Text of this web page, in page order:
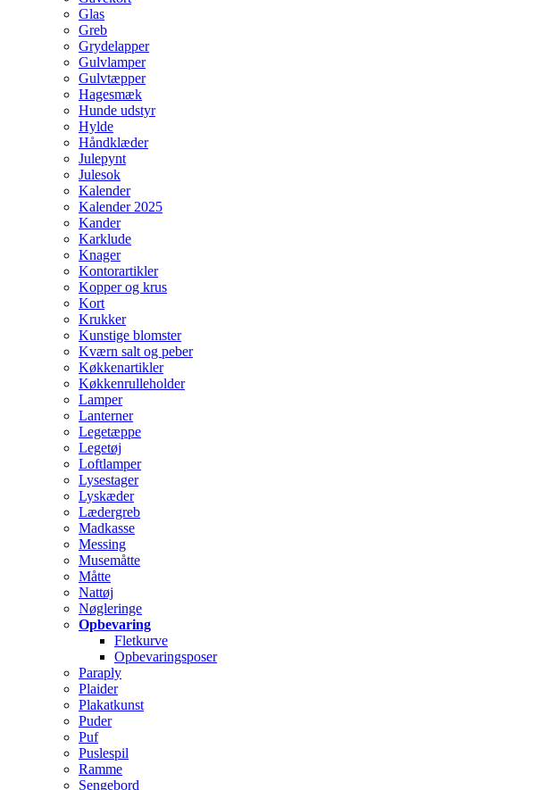
Glas
Greb
Grydelapper
Gulvlamper
Gulvtæpper
Hagesmæk
Hunde udstyr
Hylde
Håndklæder
Julepynt
Julesok
Kalender
Kalender 2025
Kander
Karklude
Knager
Kontorartikler
Kopper og krus
Kort
Krukker
Kunstige blomster
Kværn salt og peber
Køkkenartikler
Køkkenrulleholder
Lamper
Lanterner
Legetæppe
Legetøj
Loftlamper
Lysestager
Lyskæder
Lædergreb
Madkasse
Messing
Musemåtte
Måtte
Nattøj
Nøgleringe
Opbevaring
Fletkurve
Opbevaringsposer
Paraply
Plaider
Plakatkunst
Puder
Puf
Puslespil
Ramme
Sengebord